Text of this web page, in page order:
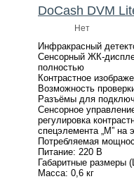
DoCash DVM
Нет
Инфракрасный
Сенсорный ЖК-
полностью
Контрастное
Возможность
Разъёмы для
Сенсорное
регулировка
спецэлемента „М” на
Потребляемая
Питание: 220 В
Габаритные размеры
Масса: 0,6 кг